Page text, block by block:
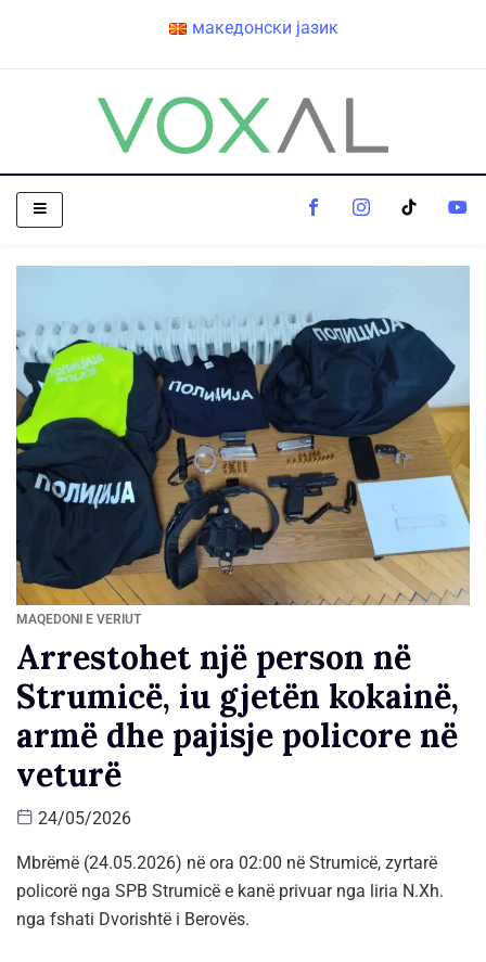
македонски јазик
MAQEDONI E VERIUT
Arrestohet një person në
Strumicë, iu gjetën kokainë,
armë dhe pajisje policore në
veturë
24/05/2026
Mbrëmë (24.05.2026) në ora 02:00 në Strumicë, zyrtarë
policorë nga SPB Strumicë e kanë privuar nga liria N.Xh.
nga fshati Dvorishtë i Berovës.